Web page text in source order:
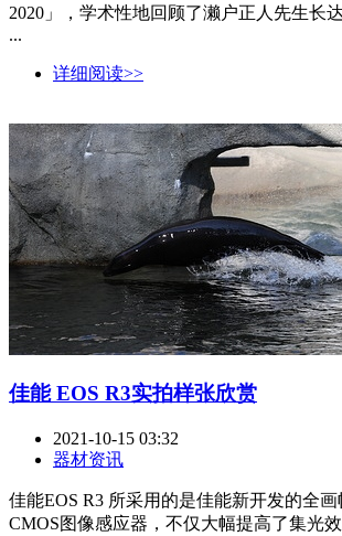
2020」，学术性地回顾了濑户正人先生长
...
详细阅读>>
佳能 EOS R3实拍样张欣赏
2021-10-15 03:32
器材资讯
佳能EOS R3 所采用的是佳能新开发的全
CMOS图像感应器，不仅大幅提高了集光